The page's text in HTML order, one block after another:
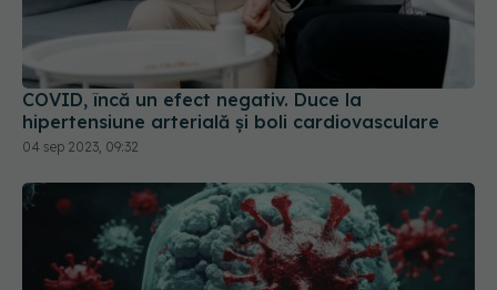
COVID, încă un efect negativ. Duce la
hipertensiune arterială și boli cardiovasculare
04 sep 2023, 09:32